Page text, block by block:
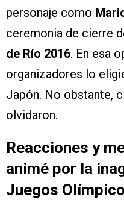
personaje como
ceremonia de cierre
de Río 2016. En esa
organizadores lo
Japón. No obstante,
olvidaron.
Reacciones y
animé por la
Juegos